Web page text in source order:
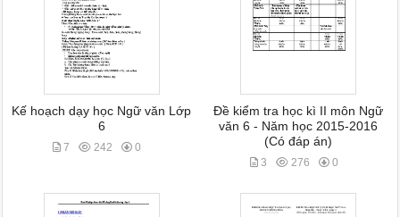
Kế hoạch dạy học Ngữ văn Lớp
6
7 242 0
Đề kiểm tra học kì II môn Ngữ
văn 6 - Năm học 2015-2016
(Có đáp án)
3 276 0